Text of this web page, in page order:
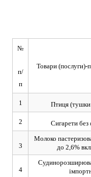
№
п/
п
Товари (послуги)-
1 Птиця (тушки
2 Сигарети без
3
Молоко
до 2,6%
4